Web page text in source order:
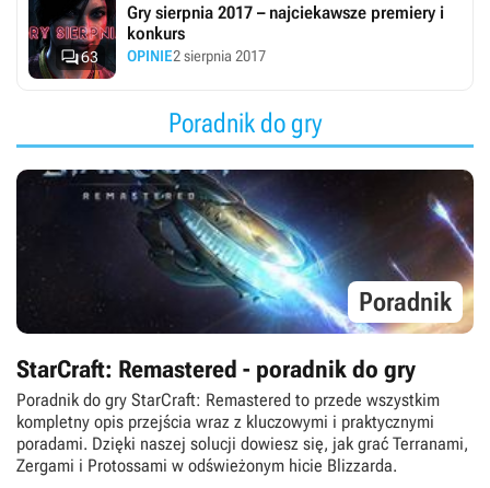
63
Gry sierpnia 2017 – najciekawsze premiery i
konkurs
OPINIE2 sierpnia 2017
Poradnik do gry
Poradnik
StarCraft: Remastered - poradnik do gry
Poradnik do gry StarCraft: Remastered to przede wszystkim
kompletny opis przejścia wraz z kluczowymi i praktycznymi
poradami. Dzięki naszej solucji dowiesz się, jak grać Terranami,
Zergami i Protossami w odświeżonym hicie Blizzarda.